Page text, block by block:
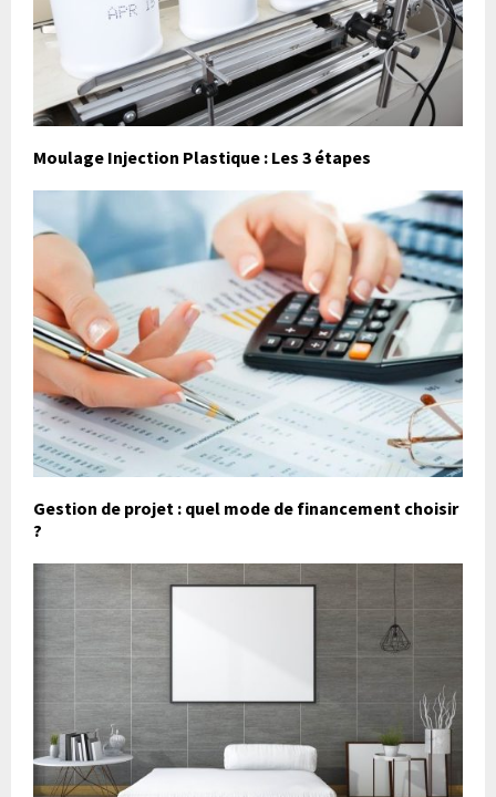
Moulage Injection Plastique : Les 3 étapes
Gestion de projet : quel mode de financement choisir
?